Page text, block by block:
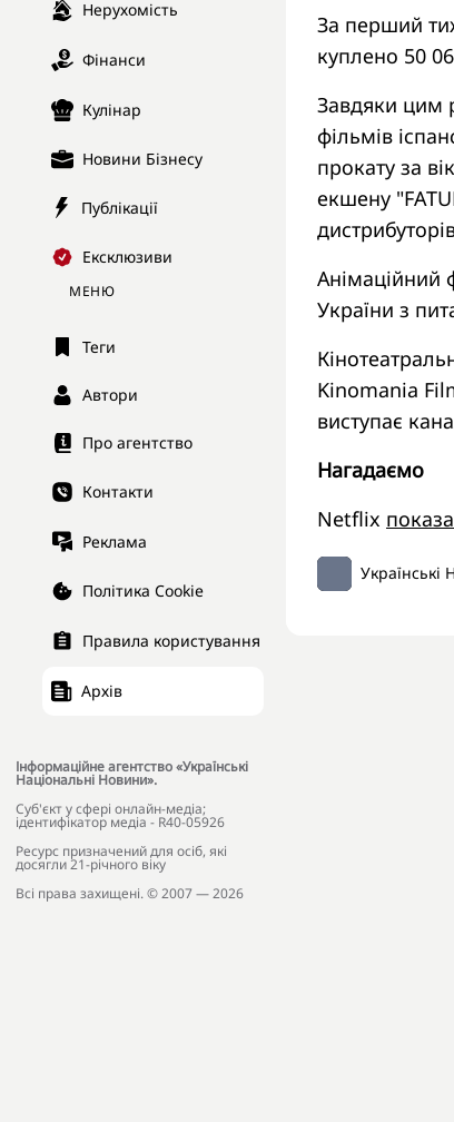
Нерухомість
Фінанси
Кулінар
Новини Бізнесу
Публікації
Ексклюзиви
МЕНЮ
Теги
Автори
Про агентство
Контакти
Реклама
Політика Cookie
Правила користування
Архів
Інформаційне агентство «Українські
Національні Новини».
Cуб'єкт у сфері онлайн-медіа;
ідентифікатор медіа - R40-05926
Ресурс призначений для осіб, які
досягли 21-річного віку
Всі права захищені. © 2007 — 2026
За перший
куплено 50
Завдяки цим
фільмів
прокату за
екшену
Анімаційний
України з
Kinomania
виступає
Нагадаємо
Netflix
Українські